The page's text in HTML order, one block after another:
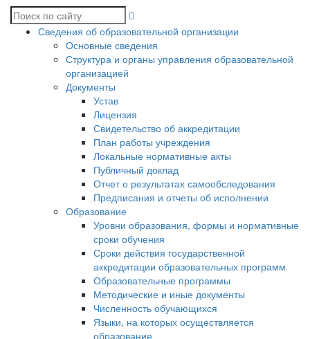
Сведения об образовательной организации
Основные сведения
Структура и органы управления образовательной
организацией
Документы
Устав
Лицензия
Свидетельство об аккредитации
План работы учреждения
Локальные нормативные акты
Публичный доклад
Отчет о результатах самообследования
Предписания и отчеты об исполнении
Образование
Уровни образования, формы и нормативные
сроки обучения
Сроки действия государственной
аккредитации образовательных программ
Образовательные программы
Методические и иные документы
Численность обучающихся
Языки, на которых осуществляется
образование